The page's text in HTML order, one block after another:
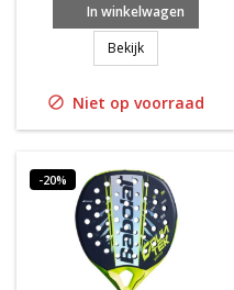
In winkelwagen
BekijkBABOLAT
 Niet op voorraad
-20%